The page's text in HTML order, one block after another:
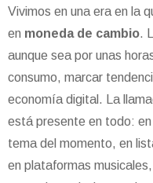
Vivimos en una era en la
en moneda de cambio.
aunque sea por unas
consumo, marcar
economía digital. La
está presente en todo: en
tema del momento, en
en plataformas